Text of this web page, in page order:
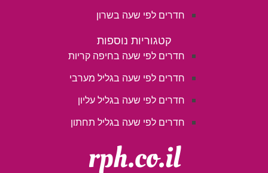
חדרים לפי שעה בשרון
קטגוריות נוספות
חדרים לפי שעה בחיפה קריות
חדרים לפי שעה בגליל מערבי
חדרים לפי שעה בגליל עליון
חדרים לפי שעה בגליל תחתון
rph.co.il